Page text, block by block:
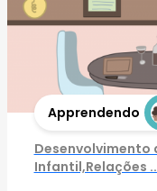
Apprendendo
Desenvolvimento
Infantil,Relações